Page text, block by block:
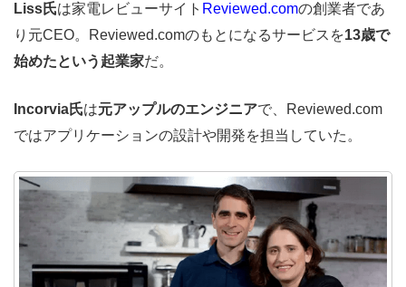
Liss氏は家電レビューサイト Reviewed.comの創業者であ
り元CEO。Reviewed.comのもとになるサービスを13歳で
始めたという起業家だ。
Incorvia氏は元アップルのエンジニアで、Reviewed.com
ではアプリケーションの設計や開発を担当していた。